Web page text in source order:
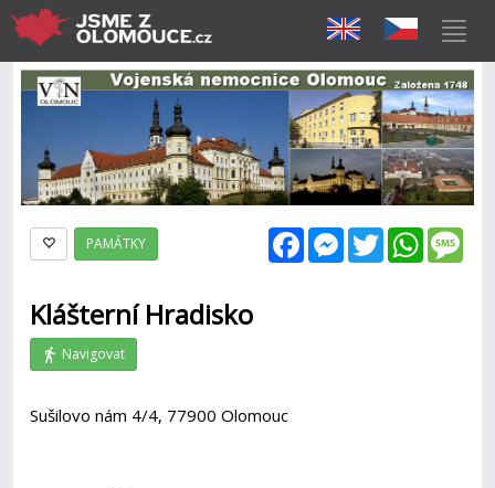
FacebookMessenger
Twitter
PAMÁTKY
Klášterní Hradisko
Navigovat
Sušilovo nám 4/4, 77900 Olomouc